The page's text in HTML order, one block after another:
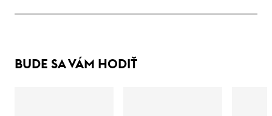
BUDE SA VÁM HODIŤ